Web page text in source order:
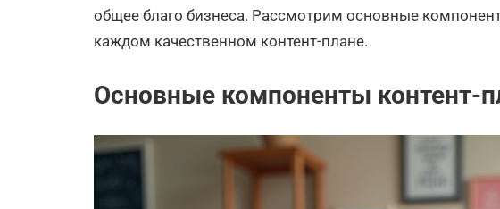
общее благо бизнеса. Рассмотрим основные
каждом качественном контент-плане.
Основные компоненты контент-